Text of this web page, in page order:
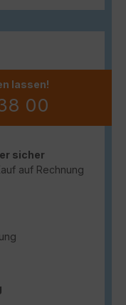
lassen!
00
sicher
auf Rechnung